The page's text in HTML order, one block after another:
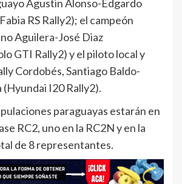
Agustin Alonso-Edgardo
RS Rally2); el campeón
Aguilera-José Diaz
GTI Rally2) y el piloto local y
Cordobés, Santiago Baldo-
(Hyundai I20 Rally2).
paraguayas estarán en
RC2, uno en la RC2N y en la
de 8 representantes.